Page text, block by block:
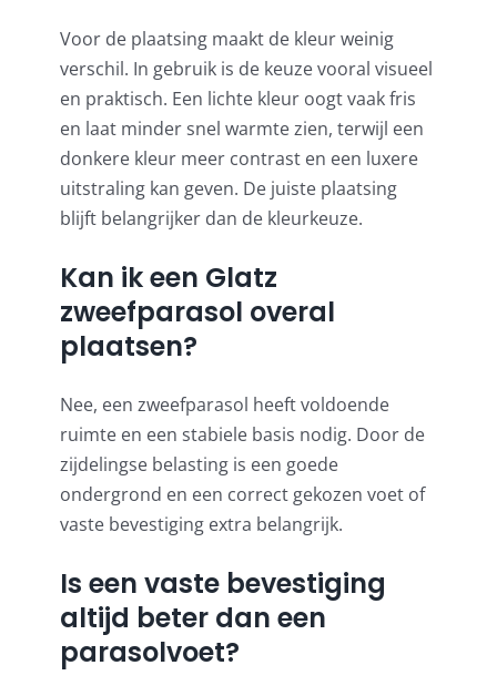
Voor de plaatsing maakt de kleur weinig
verschil. In gebruik is de keuze vooral visueel
en praktisch. Een lichte kleur oogt vaak fris
en laat minder snel warmte zien, terwijl een
donkere kleur meer contrast en een luxere
uitstraling kan geven. De juiste plaatsing
blijft belangrijker dan de kleurkeuze.
Kan ik een Glatz
zweefparasol overal
plaatsen?
Nee, een zweefparasol heeft voldoende
ruimte en een stabiele basis nodig. Door de
zijdelingse belasting is een goede
ondergrond en een correct gekozen voet of
vaste bevestiging extra belangrijk.
Is een vaste bevestiging
altijd beter dan een
parasolvoet?